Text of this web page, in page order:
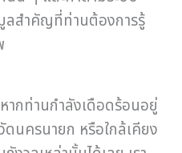
ลสำคัญที่ท่านต้องการรู้
ากท่านกำลังเดือดร้อนอยู่
นครนายก หรือใกล้เคียง